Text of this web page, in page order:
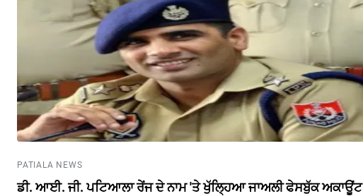
PATIALA NEWS
ਡੀ. ਆਈ. ਜੀ. ਪਟਿਆਲਾ ਰੇਂਜ ਦੇ ਨਾਮ 'ਤੇ ਖੁੱਲ੍ਹਿਆ ਜਾਅਲੀ ਫੇਸਬੁੱਕ ਅਕਾਊਂਟ